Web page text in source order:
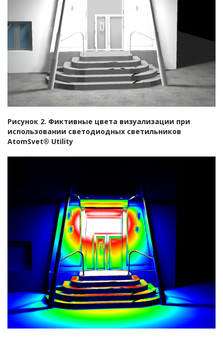
Рисунок 2. Фиктивные цвета визуализации при
использовании светодиодных светильников
АtomSvet® Utility